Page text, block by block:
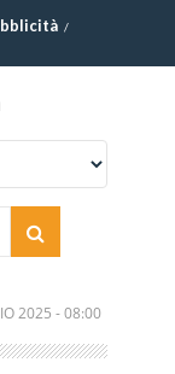
2025 - 08:00